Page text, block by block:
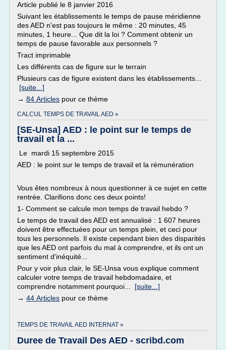
Article publié le 8 janvier 2016
Suivant les établissements le temps de pause méridienne
des AED n'est pas toujours le même : 20 minutes, 45
minutes, 1 heure... Que dit la loi ? Comment obtenir un
temps de pause favorable aux personnels ?
Tract imprimable
Les différents cas de figure sur le terrain
Plusieurs cas de figure existent dans les établissements...
[suite...]
→ 84 Articles pour ce thème
CALCUL TEMPS DE TRAVAIL AED »
[SE-Unsa] AED : le point sur le temps de
travail et la ...
Le mardi 15 septembre 2015
AED : le point sur le temps de travail et la rémunération
Vous êtes nombreux à nous questionner à ce sujet en cette
rentrée. Clarifions donc ces deux points!
1- Comment se calcule mon temps de travail hebdo ?
Le temps de travail des AED est annualisé : 1 607 heures
doivent être effectuées pour un temps plein, et ceci pour
tous les personnels. Il existe cependant bien des disparités
que les AED ont parfois du mal à comprendre, et ils ont un
sentiment d'inéquité...
Pour y voir plus clair, le SE-Unsa vous explique comment
calculer votre temps de travail hebdomadaire, et
comprendre notamment pourquoi... [suite...]
→ 44 Articles pour ce thème
TEMPS DE TRAVAIL AED INTERNAT »
Duree de Travail Des AED - scribd.com